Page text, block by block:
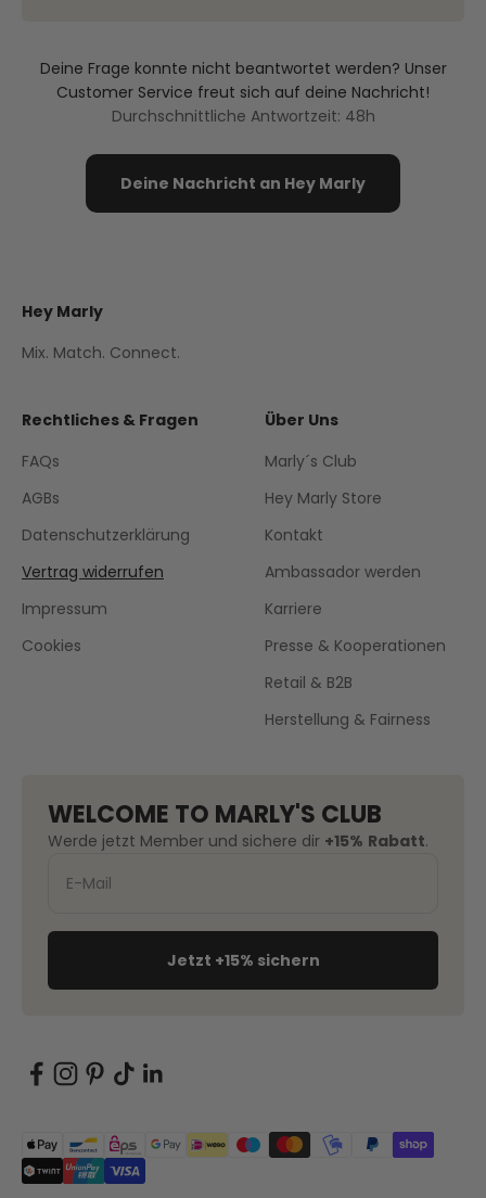
Deine Frage konnte nicht beantwortet werden? Unser
Customer Service freut sich auf deine Nachricht!
Durchschnittliche Antwortzeit: 48h
Deine Nachricht an Hey Marly
Hey Marly
Mix. Match. Connect.
Rechtliches & Fragen
FAQs
AGBs
Datenschutzerklärung
Vertrag widerrufen
Impressum
Cookies
Über Uns
Marly´s Club
Hey Marly Store
Kontakt
Ambassador werden
Karriere
Presse & Kooperationen
Retail & B2B
Herstellung & Fairness
WELCOME TO MARLY'S CLUB
Werde jetzt Member und sichere dir +15% Rabatt.
Jetzt +15% sichern